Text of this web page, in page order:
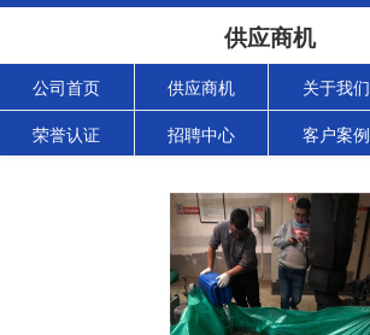
供应商机
公司首页 供应商机 关于我们
荣誉认证 招聘中心 客户案例